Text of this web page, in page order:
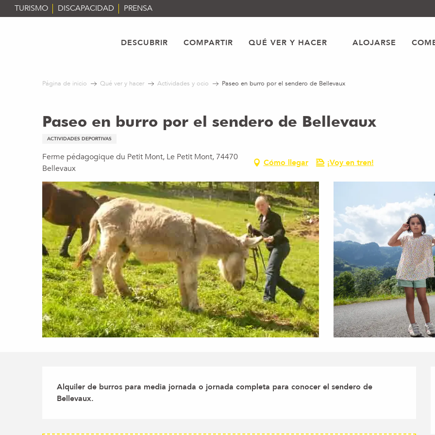
Aller
au
TURISMO DISCAPACIDAD PRENSA
DESCUBRIR COMPARTIR QUÉ VER Y HACER ALOJARSE
Página de inicio Qué ver y hacer Actividades y ocio Paseo en burro por el sendero de Bellevaux
Paseo en burro por el sendero de Bellevaux
ACTIVIDADES DEPORTIVAS
Ferme pédagogique du Petit Mont, Le Petit Mont, 74470
Bellevaux
Cómo llegar ¡Voy en tren!
Descripción
Alquiler de burros para media jornada o jornada completa para conocer el sendero de
Bellevaux.